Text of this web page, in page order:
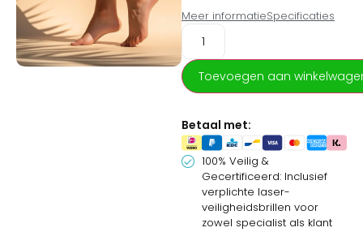
uitgebreide Startpakket
Permanent Ontharen. Dit
totaalpakket van
Huidspecialist Opleidingen
is uitgebreid met essentiële
salonrichtlijnen: inclusief
gecertificeerde
veiligheidsbrillen voor jou en
je klant, een professionele
Fitzpatrick huidtester voor
de exacte instelling van je
Meer informatieSpecificaties
Toevoegen aan
Betaal met:
100% Veilig &
Gecertificeerd: Inclusief
verplichte laser-
veiligheidsbrillen voor
zowel specialist als klant